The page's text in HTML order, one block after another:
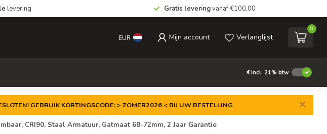
levering Gratis leveringvanaf €100,00
EUR Mijn account Verlanglijst
0
€Incl. 21% btw
GEBRUIK KORTINGSCODE: > ZOMER2026 < BIJ UW BESTELLING
CRI90, Staal Armatuur, Gatmaat 68-72mm, 2 Jaar Garantie